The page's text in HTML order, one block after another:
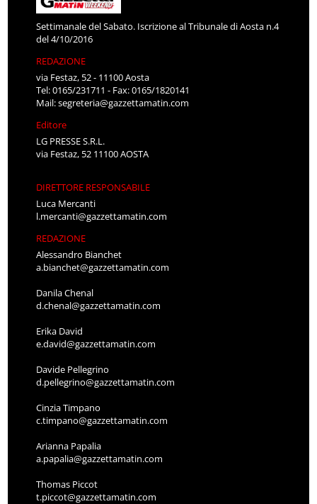
Settimanale del Sabato. Iscrizione al Tribunale di Aosta n.4
del 4/10/2016
REDAZIONE
via Festaz, 52 - 11100 Aosta
Tel: 0165/231711 - Fax: 0165/1820141
Mail:segreteria@gazzettamatin.com
Editore
LG PRESSE S.R.L.
via Festaz, 52 11100 AOSTA
DIRETTORE RESPONSABILE
Luca Mercanti
l.mercanti@gazzettamatin.com
REDAZIONE
Alessandro Bianchet
a.bianchet@gazzettamatin.com
Danila Chenal
d.chenal@gazzettamatin.com
Erika David
e.david@gazzettamatin.com
Davide Pellegrino
d.pellegrino@gazzettamatin.com
Cinzia Timpano
c.timpano@gazzettamatin.com
Arianna Papalia
a.papalia@gazzettamatin.com
Thomas Piccot
t.piccot@gazzettamatin.com